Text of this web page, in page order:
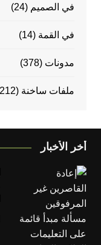
في الصميم (24)
في القمة (14)
مدونات (378)
ملفات ساخنة (8٬212)
أخر الأخبار